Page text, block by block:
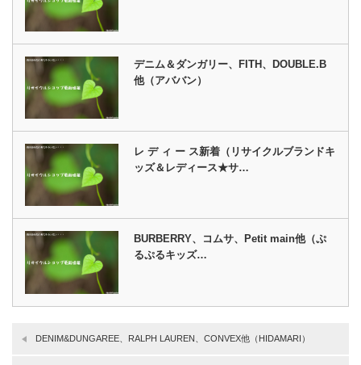
デニム＆ダンガリー、FITH、DOUBLE.B
他（アババン）
レ デ ィ ー ス新着（リサイクルブランドキ
ッズ＆レディース★サ…
BURBERRY、コムサ、Petit main他（ぷ
るぷるキッズ…
DENIM&DUNGAREE、RALPH LAUREN、CONVEX他（HIDAMARI）